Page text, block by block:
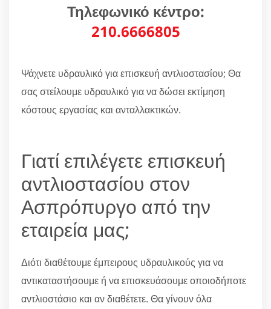
Τηλεφωνικό κέντρο:
210.6666805
Ψάχνετε υδραυλικό για επισκευή αντλιοστασίου; Θα
σας στείλουμε υδραυλικό για να δώσει εκτίμηση
κόστους εργασίας και ανταλλακτικών.
Γιατί επιλέγετε επισκευή
αντλιοστασίου στον
Ασπρόπυργο από την
εταιρεία μας;
Διότι διαθέτουμε έμπειρους υδραυλικούς για να
αντικαταστήσουμε ή να επισκευάσουμε οποιοδήποτε
αντλιοστάσιο και αν διαθέτετε. Θα γίνουν όλα